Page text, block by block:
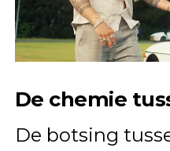
De chemie
De botsing